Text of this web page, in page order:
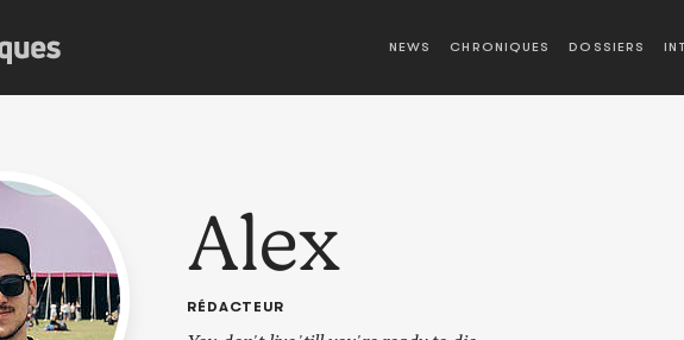
NEWS CHRONIQUES DOSSIERS
Alex
RÉDACTEUR